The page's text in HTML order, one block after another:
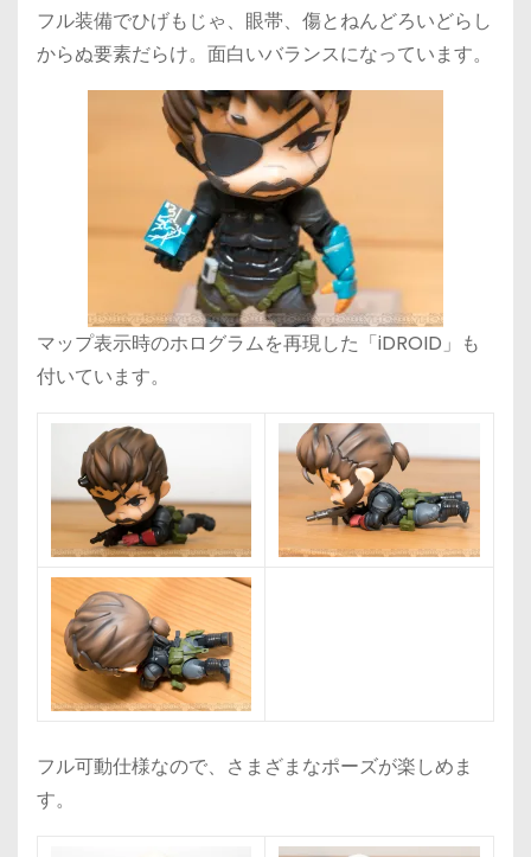
フル装備でひげもじゃ、眼帯、傷とねんどろいどらし
からぬ要素だらけ。面白いバランスになっています。
マップ表示時のホログラムを再現した「iDROID」も
付いています。
フル可動仕様なので、さまざまなポーズが楽しめま
す。